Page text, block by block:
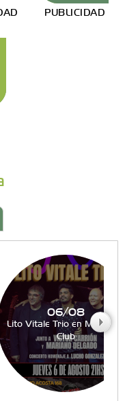
PUBLICIDAD
06/08
Lito Vitale Trio en Muddy´s
Club